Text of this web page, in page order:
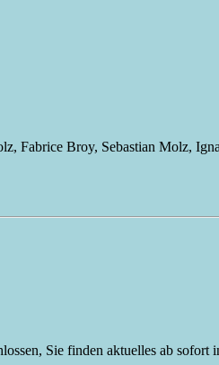
Fabrice Broy, Sebastian Molz,
Sie finden aktuelles ab